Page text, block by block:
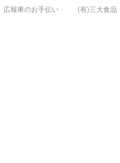
報車のお手伝い (有)三大食